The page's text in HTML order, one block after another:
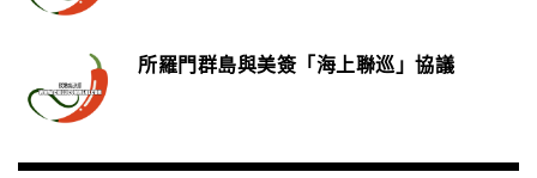
所羅門群島與美簽「海上聯巡」協議